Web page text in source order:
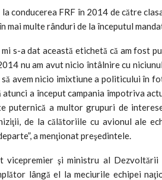
conducerea FRF în 2014 de către
mai multe rânduri de la începutul
s-a dat această etichetă că am fost
nu am avut nicio întâlnire cu
avem nicio imixtiune a politicului în
a început campania împotriva
puternică a multor grupuri de
de la călătoriile cu avionul ale
a menţionat preşedintele.
vicepremier şi ministru al Dezvoltării
lângă el la meciurile echipei